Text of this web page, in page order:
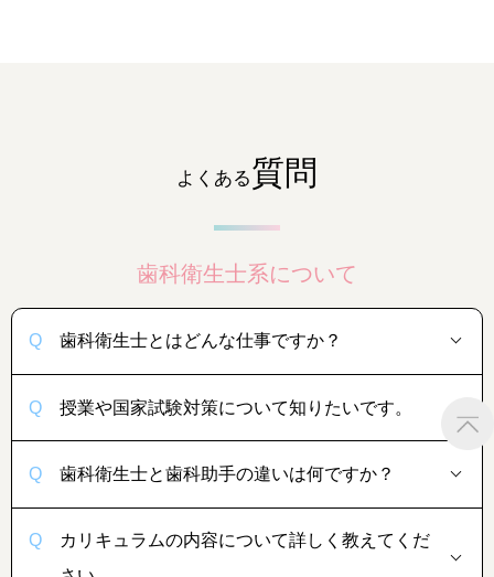
よくある質問
歯科衛生士系について
歯科衛生士とはどんな仕事ですか？
授業や国家試験対策について知りたいです。
歯科衛生士と歯科助手の違いは何ですか？
カリキュラムの内容について詳しく教えてくだ